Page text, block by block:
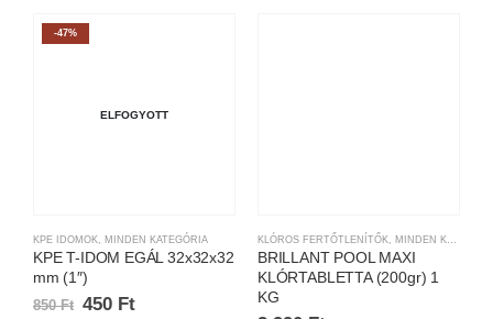
-47%
ELFOGYOTT
KPE IDOMOK, MINDEN KATEGÓRIA
KPE T-IDOM EGÁL 32x32x32
mm (1″)
850Ft 450 Ft
KLÓROS FERTŐTLENÍTŐK, MINDEN KATEGÓRIA
BRILLANT POOL MAXI
KLÓRTABLETTA (200gr) 1
KG